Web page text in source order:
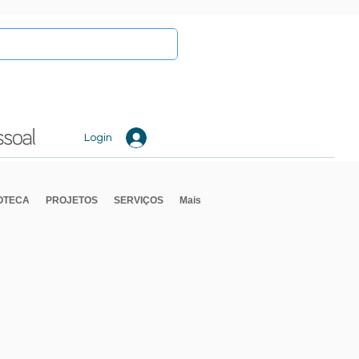
Login
PROJETOS SERVIÇOS Mais